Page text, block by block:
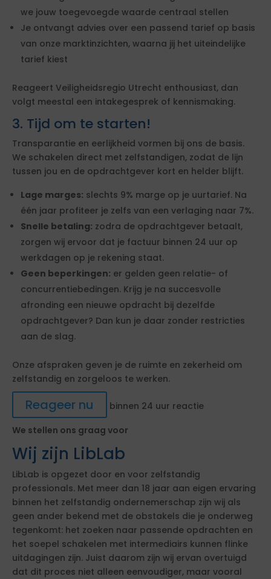
we jouw toegevoegde waarde centraal stellen
Je ontvangt advies over een passend tarief op basis
van onze marktinzichten, waarna jij het uiteindelijke
tarief kiest
Reageert Veiligheidsregio Utrecht enthousiast, dan
volgt meestal een intakegesprek of kennismaking.
3. Tijd om te starten!
Transparantie en eerlijkheid vormen bij ons de basis.
We schakelen direct met zelfstandigen, zodat de lijn
tussen jou en de opdrachtgever kort en helder blijft.
Lage marges: slechts 9% marge op je uurtarief. Na
één jaar profiteer je zelfs van een verlaging naar 7%.
Snelle betaling: zodra de opdrachtgever betaalt,
zorgen wij ervoor dat je factuur binnen 24 uur op
werkdagen op je rekening staat.
Geen beperkingen: er gelden geen relatie- of
concurrentiebedingen. Krijg je na succesvolle
afronding een nieuwe opdracht bij dezelfde
opdrachtgever? Dan kun je daar zonder restricties
aan de slag.
Onze afspraken geven je de ruimte en zekerheid om
zelfstandig en zorgeloos te werken.
Reageer nu
binnen 24 uur reactie
We stellen ons graag voor
Wij zijn LibLab
LibLab is opgezet door en voor zelfstandig
professionals. Met meer dan 18 jaar aan eigen ervaring
binnen het zelfstandig ondernemerschap zijn wij als
geen ander bekend met de obstakels die je onderweg
tegenkomt: het zoeken naar passende opdrachten en
het soepel schakelen met intermediairs kunnen flinke
uitdagingen zijn. Juist daarom zijn wij ervan overtuigd
dat dit proces niet alleen eenvoudiger, maar vooral